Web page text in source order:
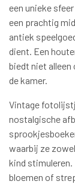
een unieke
een prachtig
antiek
dient. Een
biedt niet alleen
de kamer.
Vintage
nostalgische
waarbij ze
kind stimuleren.
bloemen of